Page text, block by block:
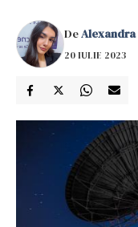
De
20 IULIE 2023